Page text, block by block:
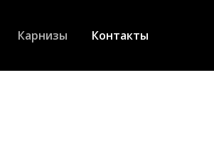
Карнизы Контакты